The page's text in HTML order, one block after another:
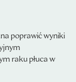
poprawić wyniki
raku płuca w